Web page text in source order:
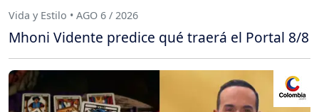
Vida y Estilo • AGO 6 / 2026
Mhoni Vidente predice qué traerá el Portal 8/8